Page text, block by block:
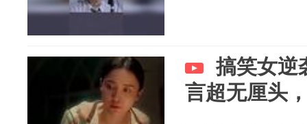
搞笑女逆
言超无厘头